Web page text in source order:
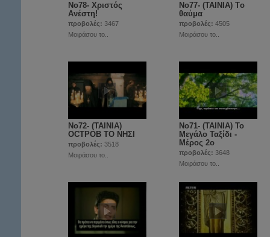
Νο78- Χριστός
Ανέστη!
προβολές: 3467
Μοιράσου το..
Νο77- (ΤΑΙΝΙΑ) Tο
θαύμα
προβολές: 4505
Μοιράσου το..
Νο72- (ΤΑΙΝΙΑ)
OCTPOB ΤΟ ΝΗΣΙ
προβολές: 3518
Μοιράσου το..
Νο71- (ΤΑΙΝΙΑ) Το
Μεγάλο Ταξίδι -
Μέρος 2ο
προβολές: 3648
Μοιράσου το..